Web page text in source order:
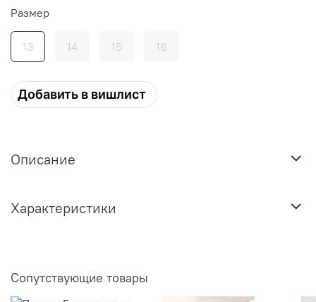
Добавить в вишлист
Размер
13 14 15 16
Описание
Характеристики
Сопутствующие товары